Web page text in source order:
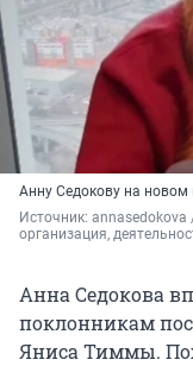
Анну Седокову на новом
Источник: annasedokova
организация,
Анна Седокова
поклонникам
Яниса Тиммы.